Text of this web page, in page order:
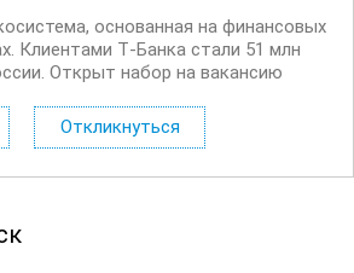
основанная на финансовых
Клиентами Т‑Банка стали 51 млн
Открыт набор на вакансию
клиентов по
на входящих звонках...
Откликнуться